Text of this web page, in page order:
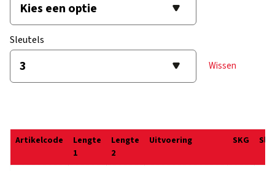
Sleutels
Wissen
Artikelcode
Lengte
1
Lengte
2
Uitvoering SKG